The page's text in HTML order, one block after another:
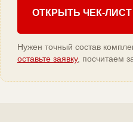
ОТКРЫТЬ ЧЕК-ЛИСТ
Нужен точный состав
оставьте заявку, посчитаем